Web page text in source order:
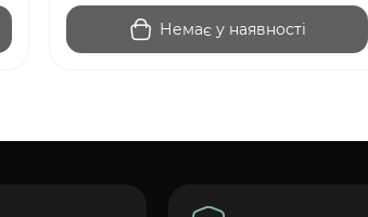
Немає у наявності